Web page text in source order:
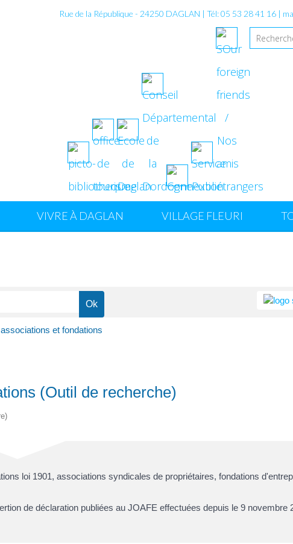
Rue de la République - 24250 DAGLAN | Tél: 05 53 28 41 16 |
VIVRE À DAGLAN VILLAGE FLEURI
et fondations
(Outil de recherche)
loi 1901, associations syndicales de propriétaires, fondations
de déclaration publiées au JOAFE effectuées depuis le 9 novembre